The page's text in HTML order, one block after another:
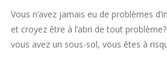
Vous n’avez jamais eu de problèmes
et croyez être à l’abri de tout
vous avez un sous-sol, vous êtes à